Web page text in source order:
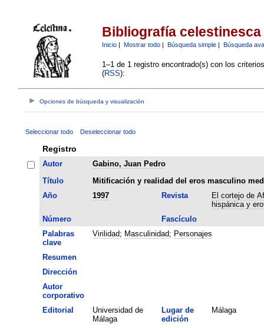
Bibliografía celestinesca
Inicio| Mostrar todo| Búsqueda simple| Búsqueda
1–1 de 1 registro encontrado(s) con los
(RSS):
Opciones de búsqueda y visualización
Seleccionar todo Deseleccionar todo
Registro
Autor
Gabino, Juan Pedro
Título
Mitificación y realidad del eros masculino
Año
1997 Revista
El cortejo de
hispánica y
Número
Fascículo
Palabras
clave
Virilidad; Masculinidad; Personajes
Resumen
Dirección
Autor
corporativo
Editorial
Universidad de
Málaga
Lugar de
edición
Málaga